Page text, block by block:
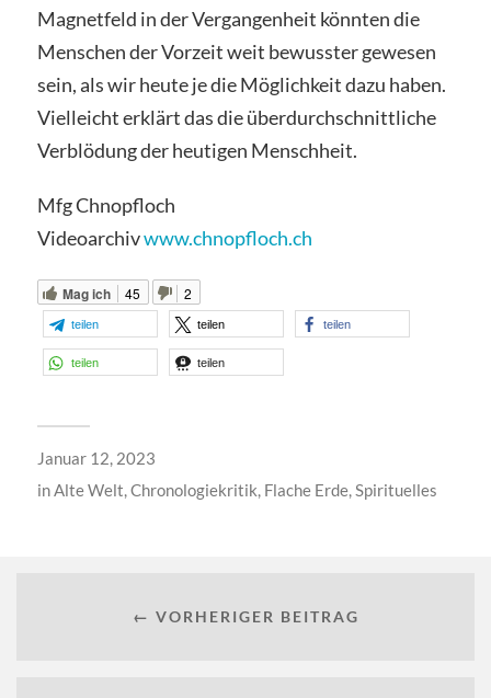
Magnetfeld in der Vergangenheit könnten die
Menschen der Vorzeit weit bewusster gewesen
sein, als wir heute je die Möglichkeit dazu haben.
Vielleicht erklärt das die überdurchschnittliche
Verblödung der heutigen Menschheit.
Mfg Chnopfloch
Videoarchivwww.chnopfloch.ch
Mag ich 45 2
teilen teilen teilen
teilen teilen
Januar 12, 2023
inAlte Welt,Chronologiekritik, Flache Erde,Spirituelles
← VORHERIGER BEITRAG